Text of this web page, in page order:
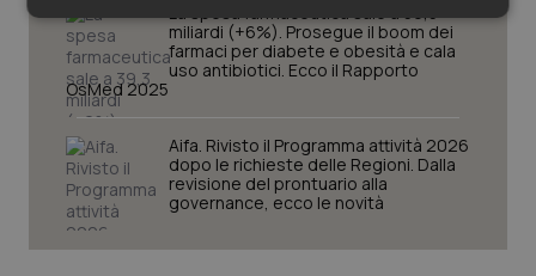
Ulcera & Reflusso
Vaccini
La spesa farmaceutica sale a 39,3
miliardi (+6%). Prosegue il boom dei
farmaci per diabete e obesità e cala
uso antibiotici. Ecco il Rapporto
OsMed 2025
Aifa. Rivisto il Programma attività 2026
dopo le richieste delle Regioni. Dalla
revisione del prontuario alla
governance, ecco le novità
Necessari Statistici Marketing
Necessari Statistici Marketing
I cookie necessari contribuiscono a rendere fruibile il
sito web abilitandone funzionalità di base quali la